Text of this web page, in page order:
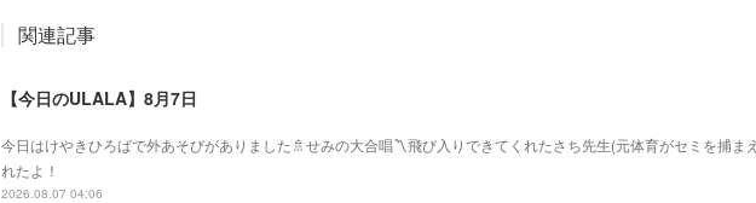
関連記事
【今日のULALA】8月7日
今日はけやきひろばで外あそびがありました🚿せみの大合唱〽飛び入りできてくれたさち先生(元体育がセミを捕ま
れたよ！
2026.08.07 04:06